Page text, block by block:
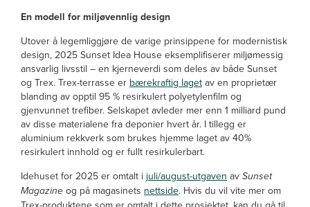
En modell for miljøvennlig design
Utover å legemliggjøre de varige prinsippene for modernistisk
design, 2025 Sunset Idea House eksemplifiserer miljømessig
ansvarlig livsstil – en kjerneverdi som deles av både Sunset
og Trex. Trex-terrasse er bærekraftig laget av en proprietær
blanding av opptil 95 % resirkulert polyetylenfilm og
gjenvunnet trefiber. Selskapet avleder mer enn 1 milliard pund
av disse materialene fra deponier hvert år. I tillegg er
aluminium rekkverk som brukes hjemme laget av 40%
resirkulert innhold og er fullt resirkulerbart.
Idehuset for 2025 er omtalt i juli/august-utgaven av Sunset
Magazine og på magasinets nettside. Hvis du vil vite mer om